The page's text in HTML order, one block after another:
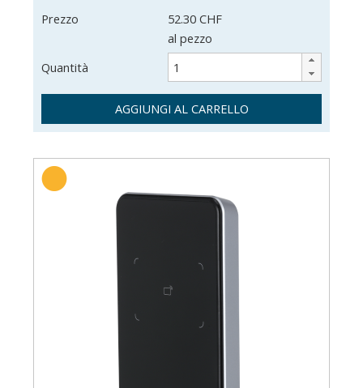
Prezzo
52.30 CHF
al pezzo
Quantità
AGGIUNGI AL CARRELLO